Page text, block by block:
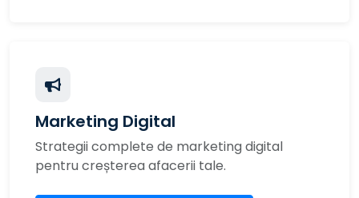
Marketing Digital
Strategii complete de marketing digital
pentru creșterea afacerii tale.